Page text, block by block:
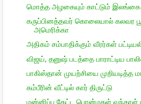
மொத்த அழகையும் காட்டும் இலங்கை
கருப்பினத்தவர் கொலையால் கலவர
அமெரிக்கா
அதிகம் சம்பாதிக்கும் வீரர்கள்
விஜய், தனுஷ் படத்தை பாராட்டிய
பாகிஸ்தான் முயற்சியை முறியடித்த
கம்பீரின் வீட்டில் கார் திருட்டு
மன்னிப்பு கேட்ட பொன்மகள் வந்தாள்